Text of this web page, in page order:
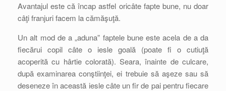
Avantajul este că încap astfel oricâte fapte bune, nu doar
câţi franjuri facem la cămăşuţă.
Un alt mod de a „aduna” faptele bune este acela de a da
fiecărui copil câte o iesle goală (poate fi o cutiuţă
acoperită cu hârtie colorată). Seara, înainte de culcare,
după examinarea conştiinţei, ei trebuie să aşeze sau să
deseneze în această iesle câte un fir de pai pentru fiecare